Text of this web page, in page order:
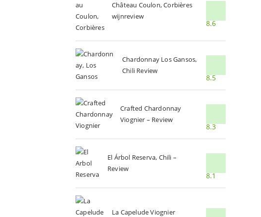
Château Coulon, Corbières
wijnreview
8.6
Chardonnay Los Gansos,
Chili Review
8.5
Crafted Chardonnay
Viognier – Review
8.3
El Árbol Reserva, Chili –
Review
8.1
La Capelude Viognier